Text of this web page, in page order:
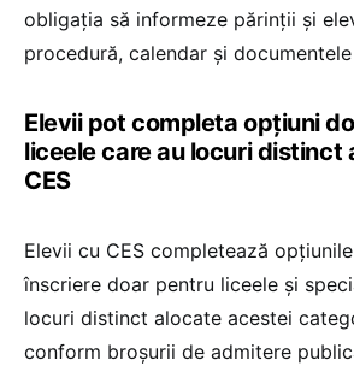
obligația să informeze părinții și
procedură, calendar și
Elevii pot completa opțiuni
liceele care au locuri distinct
CES
Elevii cu CES completează
înscriere doar pentru liceele și
locuri distinct alocate acestei
conform broșurii de admitere